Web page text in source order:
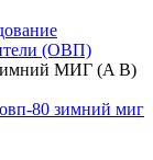
(ОВП)
МИГ (A B)